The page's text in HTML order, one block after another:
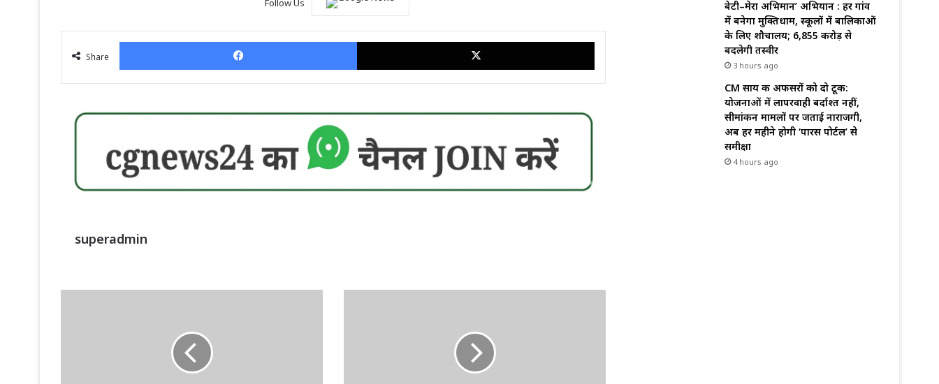
Follow Us
Share
Facebook X
superadmin
बेटी–मेरा अभिमान’ अभियान : हर गांव
में बनेगा मुक्तिधाम, स्कूलों में बालिकाओं
के लिए शौचालय; 6,855 करोड़ से
बदलेगी तस्वीर
3 hours ago
CM साय की अफसरों को दो टूक:
योजनाओं में लापरवाही बर्दाश्त नहीं,
सीमांकन मामलों पर जताई नाराजगी,
अब हर महीने होगी ‘पारस पोर्टल’ से
समीक्षा
4 hours ago